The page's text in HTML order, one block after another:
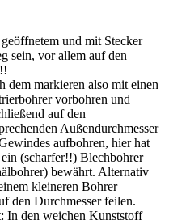
und mit Stecker
sein, vor allem auf den
dem markieren also mit einen
vorbohren und
auf den
Außendurchmesser
aufbohren, hier hat
(scharfer!!) Blechbohrer
bewährt. Alternativ
kleineren Bohrer
den Durchmesser feilen.
In den weichen Kunststoff